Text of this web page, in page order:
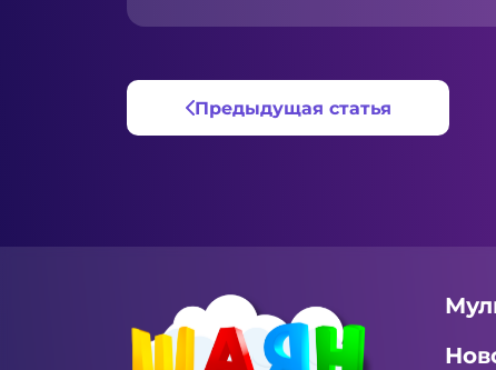
Предыдущая статья